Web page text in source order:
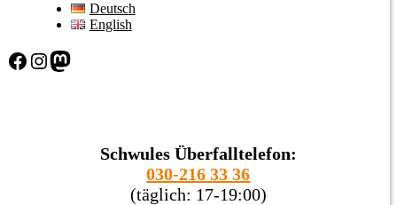
Deutsch
English
Facebook Instagram Mastodon
Schwules Überfalltelefon:
030-216 33 36
(täglich: 17-19:00)